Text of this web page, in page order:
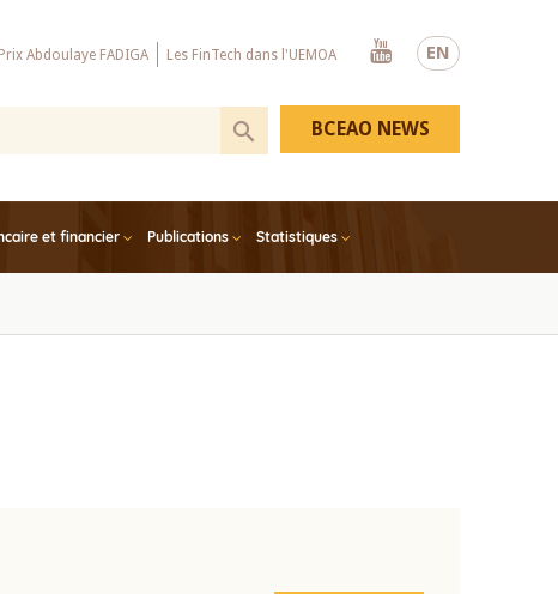
EN
Prix Abdoulaye FADIGA Les FinTech dans l'UEMOA
Youtube
et financier Publications Statistiques
BCEAO NEWS